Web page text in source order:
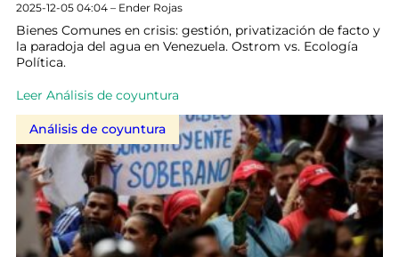
2025-12-05 04:04 – Ender Rojas
Bienes Comunes en crisis: gestión, privatización de facto y
la paradoja del agua en Venezuela. Ostrom vs. Ecología
Política.
Leer Análisis de coyuntura
Análisis de coyuntura